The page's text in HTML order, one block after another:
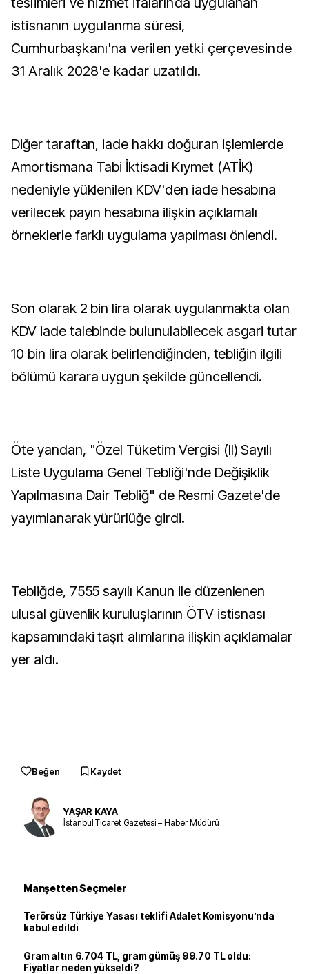
istisnanın uygulanma süresi,
Cumhurbaşkanı'na verilen yetki çerçevesinde
31 Aralık 2028'e kadar uzatıldı.
Diğer taraftan, iade hakkı doğuran işlemlerde
Amortismana Tabi İktisadi Kıymet (ATİK)
nedeniyle yüklenilen KDV'den iade hesabına
verilecek payın hesabına ilişkin açıklamalı
örneklerle farklı uygulama yapılması önlendi.
Son olarak 2 bin lira olarak uygulanmakta olan
KDV iade talebinde bulunulabilecek asgari tutar
10 bin lira olarak belirlendiğinden, tebliğin ilgili
bölümü karara uygun şekilde güncellendi.
Öte yandan, "Özel Tüketim Vergisi (II) Sayılı
Liste Uygulama Genel Tebliği'nde Değişiklik
Yapılmasına Dair Tebliğ" de Resmi Gazete'de
yayımlanarak yürürlüğe girdi.
Tebliğde, 7555 sayılı Kanun ile düzenlenen
ulusal güvenlik kuruluşlarının ÖTV istisnası
kapsamındaki taşıt alımlarına ilişkin açıklamalar
yer aldı.
Beğen Kaydet
YAŞAR KAYA
İstanbul Ticaret Gazetesi – Haber Müdürü
Manşetten Seçmeler
Terörsüz Türkiye Yasası teklifi Adalet Komisyonu’nda
kabul edildi
Gram altın 6.704 TL, gram gümüş 99.70 TL oldu:
Fiyatlar neden yükseldi?